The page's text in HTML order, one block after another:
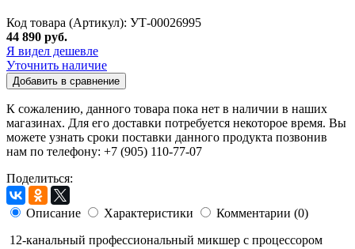
Код товара (Артикул): УТ-00026995
44 890 руб.
Я видел дешевле
Уточнить наличие
Добавить в сравнение
К сожалению, данного товара пока нет в наличии в наших
магазинах. Для его доставки потребуется некоторое время. Вы
можете узнать сроки поставки данного продукта позвонив
нам по телефону: +7 (905) 110-77-07
Поделиться:
Описание Характеристики
Комментарии (0)
12-канальный профессиональный микшер с процессором